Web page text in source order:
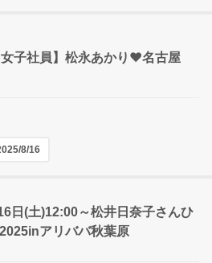
子社員】松永あかり❤名古屋
8/16
日(土)12:00～松井日奈子さんひ
アリババ秋葉原